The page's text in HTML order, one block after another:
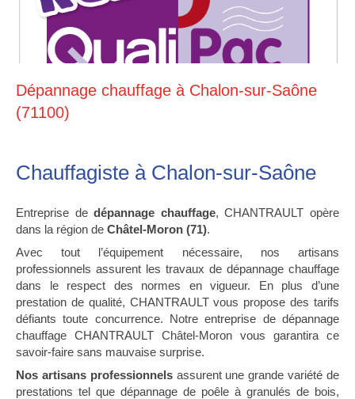
Dépannage chauffage à Chalon-sur-Saône
(71100)
Chauffagiste à Chalon-sur-Saône
Entreprise dedépannage chauffage, CHANTRAULT opère
dans la région de Châtel-Moron (71).
Avec tout l’équipement nécessaire, nos artisans
professionnels assurent les travaux de dépannage chauffage
dans le respect des normes en vigueur. En plus d’une
prestation de qualité, CHANTRAULT vous propose des tarifs
défiants toute concurrence. Notre entreprise de dépannage
chauffage CHANTRAULT Châtel-Moron vous garantira ce
savoir-faire sans mauvaise surprise.
Nos artisans professionnelsassurent une grande variété de
prestations tel que dépannage de poêle à granulés de bois,